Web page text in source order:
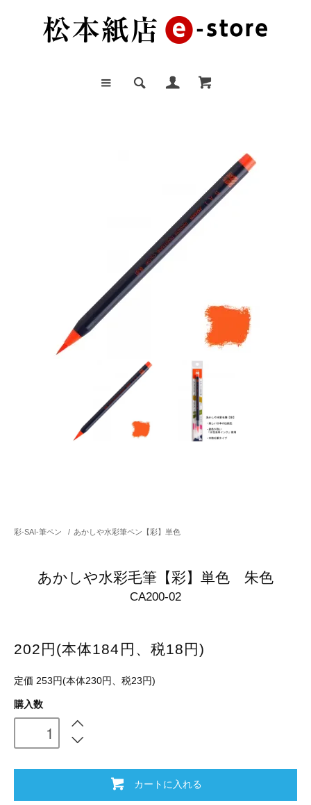
彩-SAI-筆ペン / あかしや水彩筆ペン【彩】単色
あかしや水彩毛筆【彩】単色 朱色
CA200-02
202円(本体184円、税18円)
定価 253円(本体230円、税23円)
購入数
カートに入れる